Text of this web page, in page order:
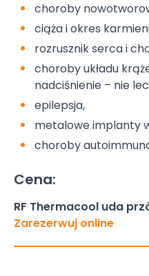
choroby
ciąża i okres
rozrusznik serca i
choroby układu
nadciśnienie – nie
epilepsja,
metalowe implanty
choroby
Cena:
RF Thermacool uda
Zarezerwuj online